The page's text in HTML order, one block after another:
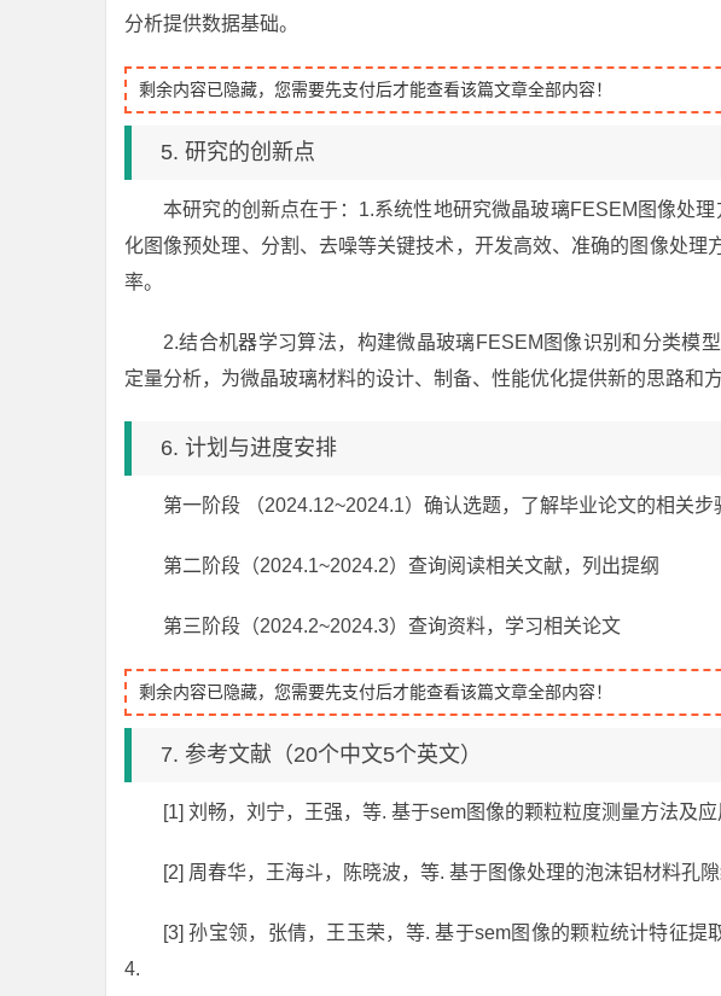
分析提供数据基础。
剩余内容已隐藏，您需要先支付后才能查看该篇文章全部内容！
5. 研究的创新点
本研究的创新点在于：1.系统性地研究微晶玻璃FESEM图像处
化图像预处理、分割、去噪等关键技术，开发高效、准确的图像处理
率。
2.结合机器学习算法，构建微晶玻璃FESEM图像识别和分类模
定量分析，为微晶玻璃材料的设计、制备、性能优化提供新的思路和方
6. 计划与进度安排
第一阶段 （2024.12~2024.1）确认选题，了解毕业论文的相关步
第二阶段（2024.1~2024.2）查询阅读相关文献，列出提纲
第三阶段（2024.2~2024.3）查询资料，学习相关论文
剩余内容已隐藏，您需要先支付后才能查看该篇文章全部内容！
7. 参考文献（20个中文5个英文）
[1] 刘畅，刘宁，王强，等. 基于sem图像的颗粒粒度测量方法及
[2] 周春华，王海斗，陈晓波，等. 基于图像处理的泡沫铝材料孔
[3] 孙宝领，张倩，王玉荣，等. 基于sem图像的颗粒统计特征提
4.